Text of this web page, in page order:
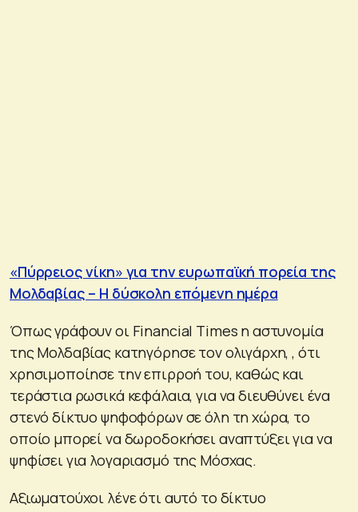
«Πύρρειος νίκη» για την ευρωπαϊκή πορεία της
Μολδαβίας – Η δύσκολη επόμενη ημέρα
Όπως γράφουν οι Financial Times η αστυνομία
της Μολδαβίας κατηγόρησε τον ολιγάρχη, , ότι
χρησιμοποίησε την επιρροή του, καθώς και
τεράστια ρωσικά κεφάλαια, για να διευθύνει ένα
στενό δίκτυο ψηφοφόρων σε όλη τη χώρα, το
οποίο μπορεί να δωροδοκήσει αναπτύξει για να
ψηφίσει για λογαριασμό της Μόσχας.
Αξιωματούχοι λένε ότι αυτό το δίκτυο